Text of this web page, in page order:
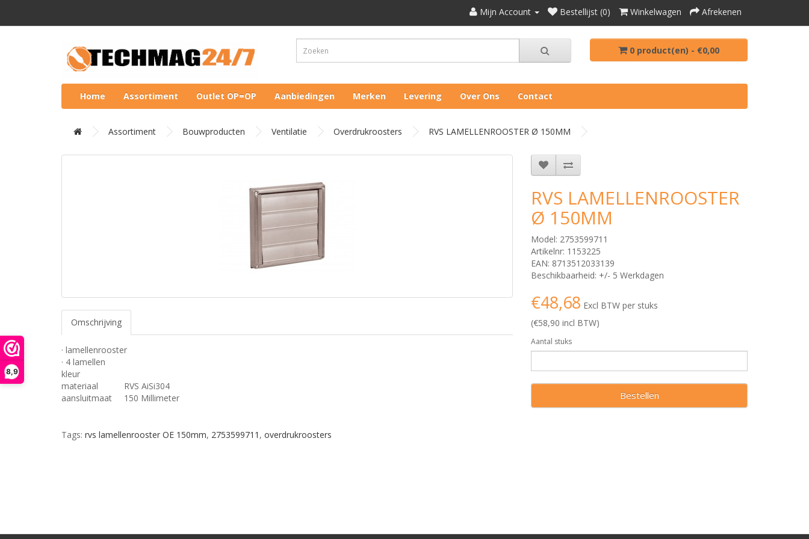
8,9
Mijn Account Bestellijst (0) Winkelwagen Afrekenen
0 product(en) - €0,00
Home Assortiment Outlet OP=OP Aanbiedingen Merken Levering Over Ons Contact
Assortiment Bouwproducten Ventilatie Overdrukroosters RVS LAMELLENROOSTER Ø 150MM
Omschrijving
· lamellenrooster
· 4 lamellen
kleur
materiaal
RVS AiSi304
aansluitmaat
150 Millimeter
RVS LAMELLENROOSTER
Ø 150MM
Model: 2753599711
Artikelnr: 1153225
EAN: 8713512033139
Beschikbaarheid: +/- 5 Werkdagen
€48,68 Excl BTW per stuks
(€58,90 incl BTW)
Aantal stuks
Bestellen
Tags: rvs lamellenrooster OE 150mm, 2753599711 , overdrukroosters